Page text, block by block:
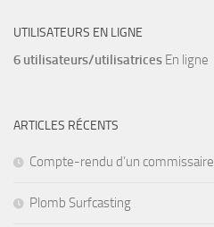
UTILISATEURS EN LIGNE
6 utilisateurs/utilisatrices En ligne
ARTICLES RÉCENTS
Compte-rendu d’un commissaire
Plomb Surfcasting